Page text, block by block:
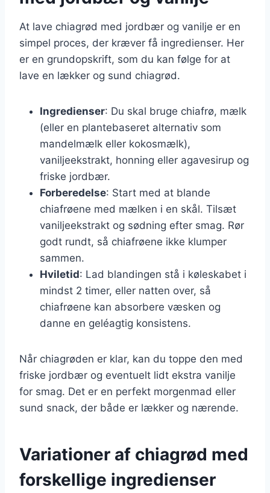
At lave chiagrød med jordbær og vanilje er en
simpel proces, der kræver få ingredienser. Her
er en grundopskrift, som du kan følge for at
lave en lækker og sund chiagrød.
Ingredienser: Du skal bruge chiafrø, mælk
(eller en plantebaseret alternativ som
mandelmælk eller kokosmælk),
vaniljeekstrakt, honning eller agavesirup og
friske jordbær.
Forberedelse: Start med at blande
chiafrøene med mælken i en skål. Tilsæt
vaniljeekstrakt og sødning efter smag. Rør
godt rundt, så chiafrøene ikke klumper
sammen.
Hviletid: Lad blandingen stå i køleskabet i
mindst 2 timer, eller natten over, så
chiafrøene kan absorbere væsken og
danne en geléagtig konsistens.
Når chiagrøden er klar, kan du toppe den med
friske jordbær og eventuelt lidt ekstra vanilje
for smag. Det er en perfekt morgenmad eller
sund snack, der både er lækker og nærende.
Variationer af chiagrød med
forskellige ingredienser